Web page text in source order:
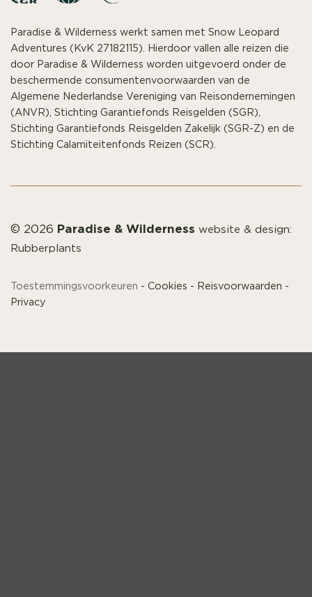
Paradise & Wilderness werkt samen met Snow Leopard
Adventures (KvK 27182115). Hierdoor vallen alle reizen die
door Paradise & Wilderness worden uitgevoerd onder de
beschermende consumentenvoorwaarden van de
Algemene Nederlandse Vereniging van Reisondernemingen
(ANVR), Stichting Garantiefonds Reisgelden (SGR),
Stichting Garantiefonds Reisgelden Zakelijk (SGR-Z) en de
Stichting Calamiteitenfonds Reizen (SCR).
© 2026 Paradise & Wilderness website & design:
Rubberplants
Toestemmingsvoorkeuren - Cookies - Reisvoorwaarden -
Privacy